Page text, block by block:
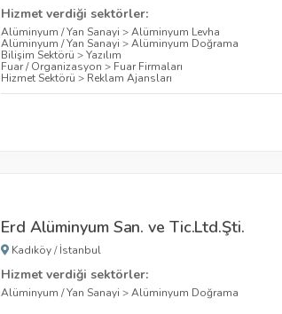
Hizmet verdiği sektörler:
Alüminyum / Yan Sanayi >Alüminyum Levha
Alüminyum / Yan Sanayi >Alüminyum Doğrama
Bilişim Sektörü >Yazılım
Fuar / Organizasyon > Fuar Firmaları
Hizmet Sektörü > Reklam Ajansları
Erd Alüminyum San. ve Tic.Ltd.Şti.
Kadıköy/İstanbul
Hizmet verdiği sektörler:
Alüminyum / Yan Sanayi >Alüminyum Doğrama